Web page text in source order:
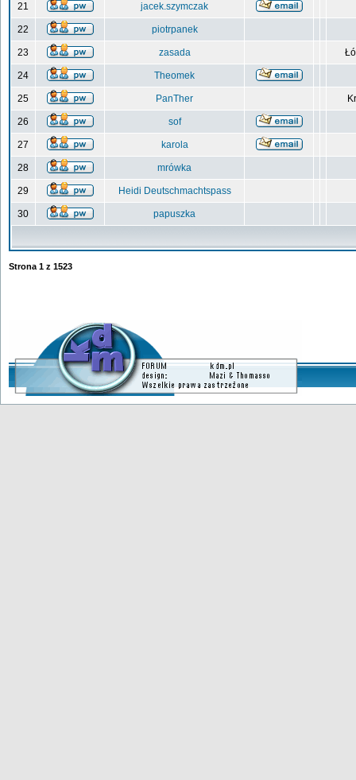
21 jacek.szymczak
22 piotrpanek
23 zasada
24 Theomek
25 PanTher
26 sof
27 karola
28 mrówka
29 Heidi Deutschmachtspass
30 papuszka
Strona 1 z 1523